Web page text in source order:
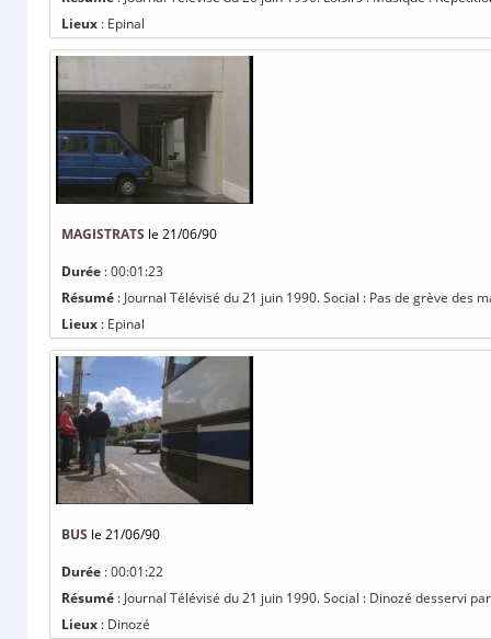
Lieux : Epinal
MAGISTRATS le 21/06/90
Durée : 00:01:23
Résumé : Journal Télévisé du 21 juin 1990. Social : Pas de grève des
Lieux : Epinal
BUS le 21/06/90
Durée : 00:01:22
Résumé : Journal Télévisé du 21 juin 1990. Social : Dinozé desservi
Lieux : Dinozé